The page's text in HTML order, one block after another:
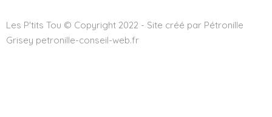
Les P'tits Tou © Copyright 2022 - Site créé par Pétronille
Grisey petronille-conseil-web.fr